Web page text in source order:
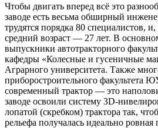
Чтобы двигать вперед всё это
заводе есть весьма обширный
трудятся порядка 80 специалистов,
средний возраст — 27 лет. В
выпускники автотракторного
кафедры «Колесные и гусеничные
Аграрного университета. Также
приборостроительного факультета
современный трактор — это
заводе освоили систему 3D-
лопатой (скребком) трактора так,
рельефа получалась идеально ровная